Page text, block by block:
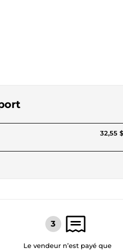
32,55
Le vendeur n’est payé que